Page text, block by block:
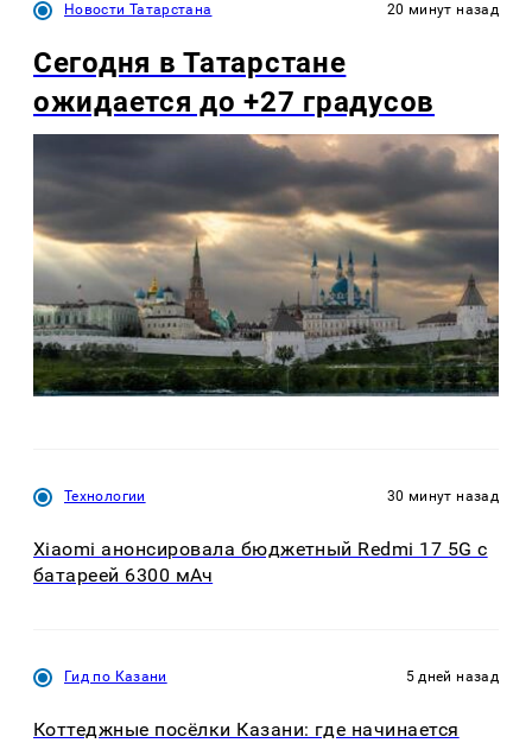
Новости Татарстана 20 минут назад
Сегодня в Татарстане
ожидается до +27 градусов
Технологии 30 минут назад
Xiaomi анонсировала бюджетный Redmi 17 5G с
батареей 6300 мАч
Гид по Казани 5 дней назад
Коттеджные посёлки Казани: где начинается